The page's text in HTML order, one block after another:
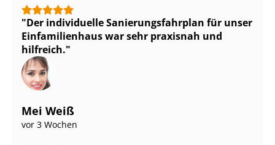
Der individuelle Sa­nie­rungs­fahr­plan für unser
Einfamilienhaus war sehr praxisnah und
hilfreich.
Mei Weiß
vor 3 Wochen